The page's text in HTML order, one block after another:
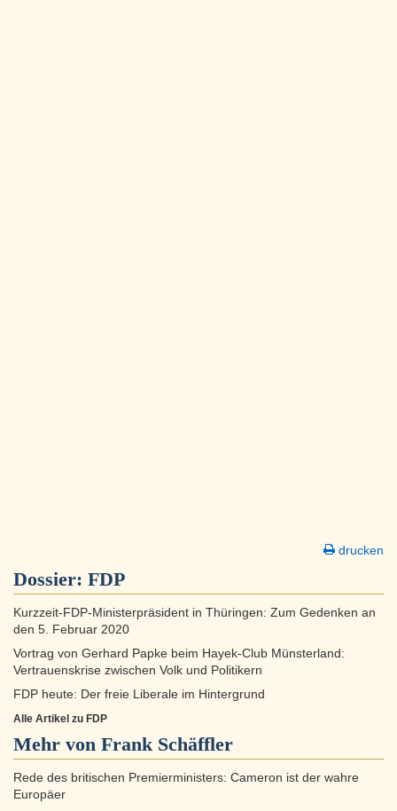
drucken
Dossier: FDP
Kurzzeit-FDP-Ministerpräsident in Thüringen: Zum Gedenken an
den 5. Februar 2020
Vortrag von Gerhard Papke beim Hayek-Club Münsterland:
Vertrauenskrise zwischen Volk und Politikern
FDP heute: Der freie Liberale im Hintergrund
Alle Artikel zu FDP
Mehr von Frank Schäffler
Rede des britischen Premierministers: Cameron ist der wahre
Europäer